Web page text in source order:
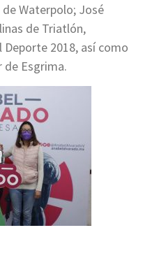
de Waterpolo; José
de Triatlón,
2018, así como
Esgrima.